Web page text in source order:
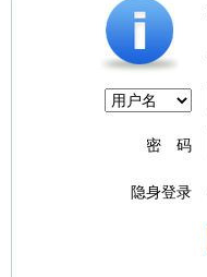
密 码
隐身登录